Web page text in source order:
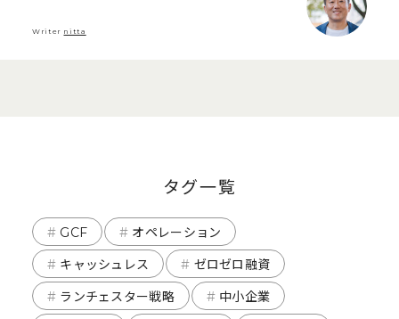
Writer nitta
タグ一覧
GCF
オペレーション
キャッシュレス
ゼロゼロ融資
ランチェスター戦略
中小企業